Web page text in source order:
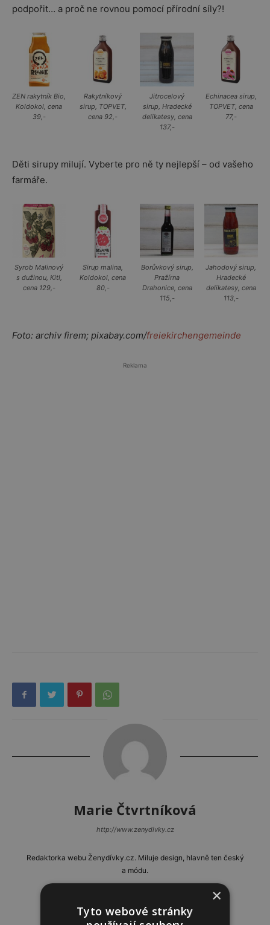
podpořit… a proč ne rovnou pomocí přírodní síly?!
ZEN rakytník Bio,
Koldokol, cena
39,-
Rakytníkový
sirup, TOPVET,
cena 92,-
Jitrocelový
sirup, Hradecké
delikatesy, cena
137,-
Echinacea sirup,
TOPVET, cena
77,-
Děti sirupy milují. Vyberte pro ně ty nejlepší – od vašeho
farmáře.
Syrob Malinový
s dužinou, Kitl,
cena 129,-
Sirup malina,
Koldokol, cena
80,-
Borůvkový sirup,
Pražírna
Drahonice, cena
115,-
Jahodový sirup,
Hradecké
delikatesy, cena
113,-
Foto: archiv firem; pixabay.com/freiekirchengemeinde
Reklama
Marie Čtvrtníková
http://www.zenydivky.cz
Redaktorka webu Ženydívky.cz. Miluje design, hlavně ten český
a módu.
×
Tyto webové stránky